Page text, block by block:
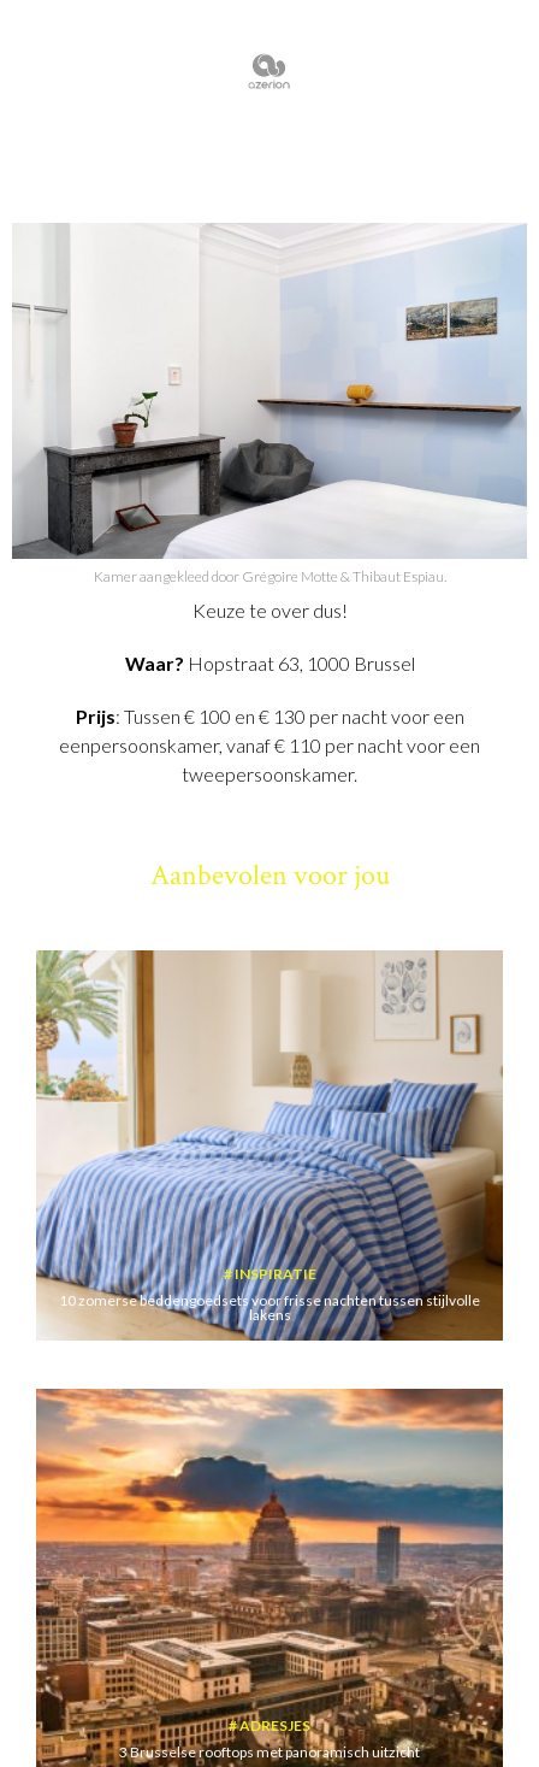
Kamer aangekleed door Grégoire Motte & Thibaut Espiau.
Keuze te over dus!
Waar? Hopstraat 63, 1000 Brussel
Prijs: Tussen € 100 en € 130 per nacht voor een
eenpersoonskamer, vanaf € 110 per nacht voor een
tweepersoonskamer.
Aanbevolen voor jou
INSPIRATIE
10 zomerse beddengoedsets voor frisse nachten tussen stijlvolle
lakens
ADRESJES
3 Brusselse rooftops met panoramisch uitzicht